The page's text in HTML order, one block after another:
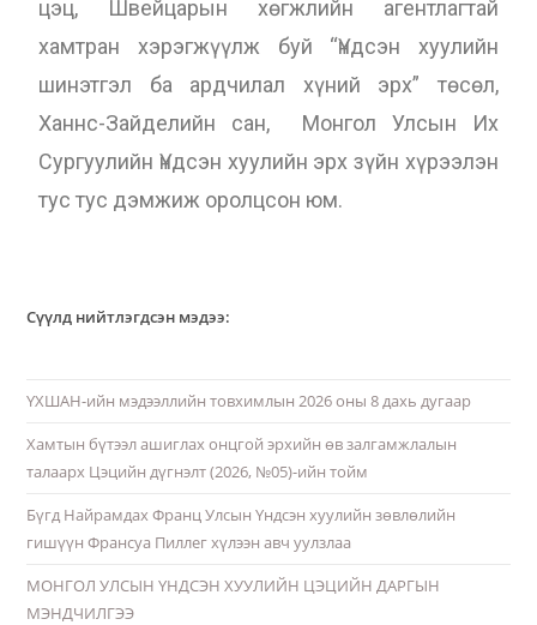
цэц, Швейцарын хөгжлийн агентлагтай
хамтран хэрэгжүүлж буй “Үндсэн хуулийн
шинэтгэл ба ардчилал хүний эрх” төсөл,
Ханнс-Зайделийн сан, Монгол Улсын Их
Сургуулийн Үндсэн хуулийн эрх зүйн хүрээлэн
тус тус дэмжиж оролцсон юм.
Сүүлд нийтлэгдсэн мэдээ:
ҮХШАН-ийн мэдээллийн товхимлын 2026 оны 8 дахь дугаар
Хамтын бүтээл ашиглах онцгой эрхийн өв залгамжлалын
талаарх Цэцийн дүгнэлт (2026, №05)-ийн тойм
Бүгд Найрамдах Франц Улсын Үндсэн хуулийн зөвлөлийн
гишүүн Франсуа Пиллег хүлээн авч уулзлаа
МОНГОЛ УЛСЫН ҮНДСЭН ХУУЛИЙН ЦЭЦИЙН ДАРГЫН
МЭНДЧИЛГЭЭ